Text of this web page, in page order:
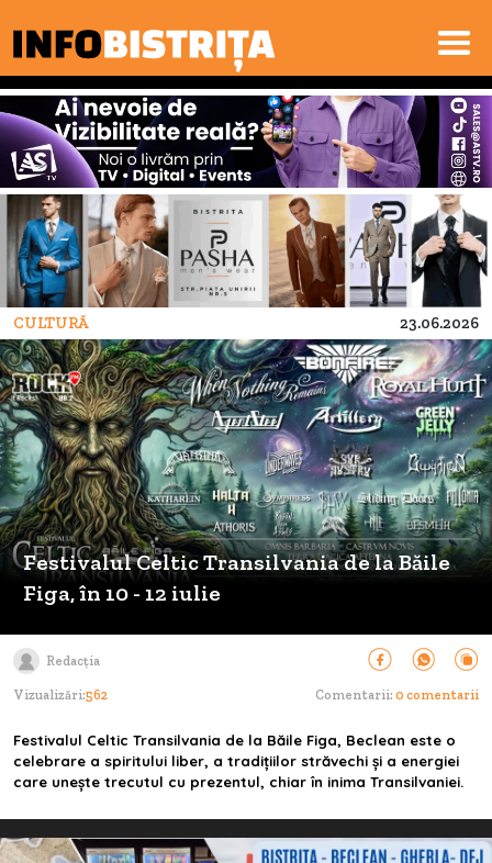
CULTURĂ 23.06.2026
Festivalul Celtic Transilvania de la Băile
Figa, în 10 - 12 iulie
Redacția
Vizualizări:562 Comentarii: 0 comentarii
Festivalul Celtic Transilvania de la Băile Figa, Beclean este o
celebrare a spiritului liber, a tradițiilor străvechi și a energiei
care unește trecutul cu prezentul, chiar în inima Transilvaniei.